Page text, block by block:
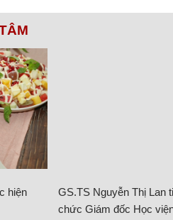
hiện
GS.TS Nguyễn Thị Lan
chức Giám đốc Học